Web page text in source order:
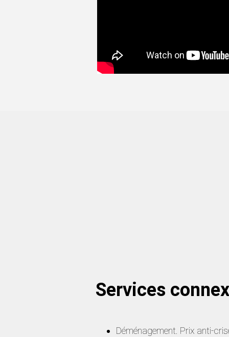
Services
Déménagement. Prix anti-